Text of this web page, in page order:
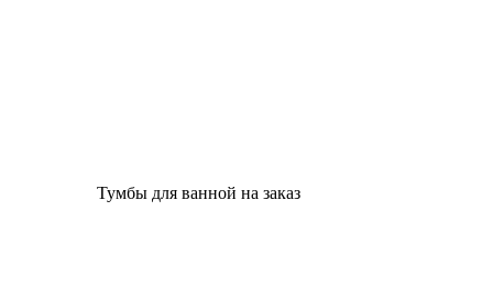
Тумбы для ванной на заказ